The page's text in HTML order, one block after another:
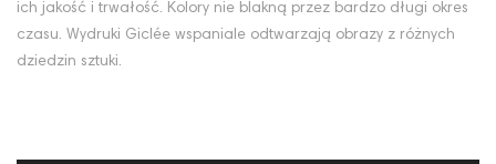
ich jakość i trwałość. Kolory nie blakną przez bardzo długi okres
czasu. Wydruki Giclée wspaniale odtwarzają obrazy z różnych
dziedzin sztuki.